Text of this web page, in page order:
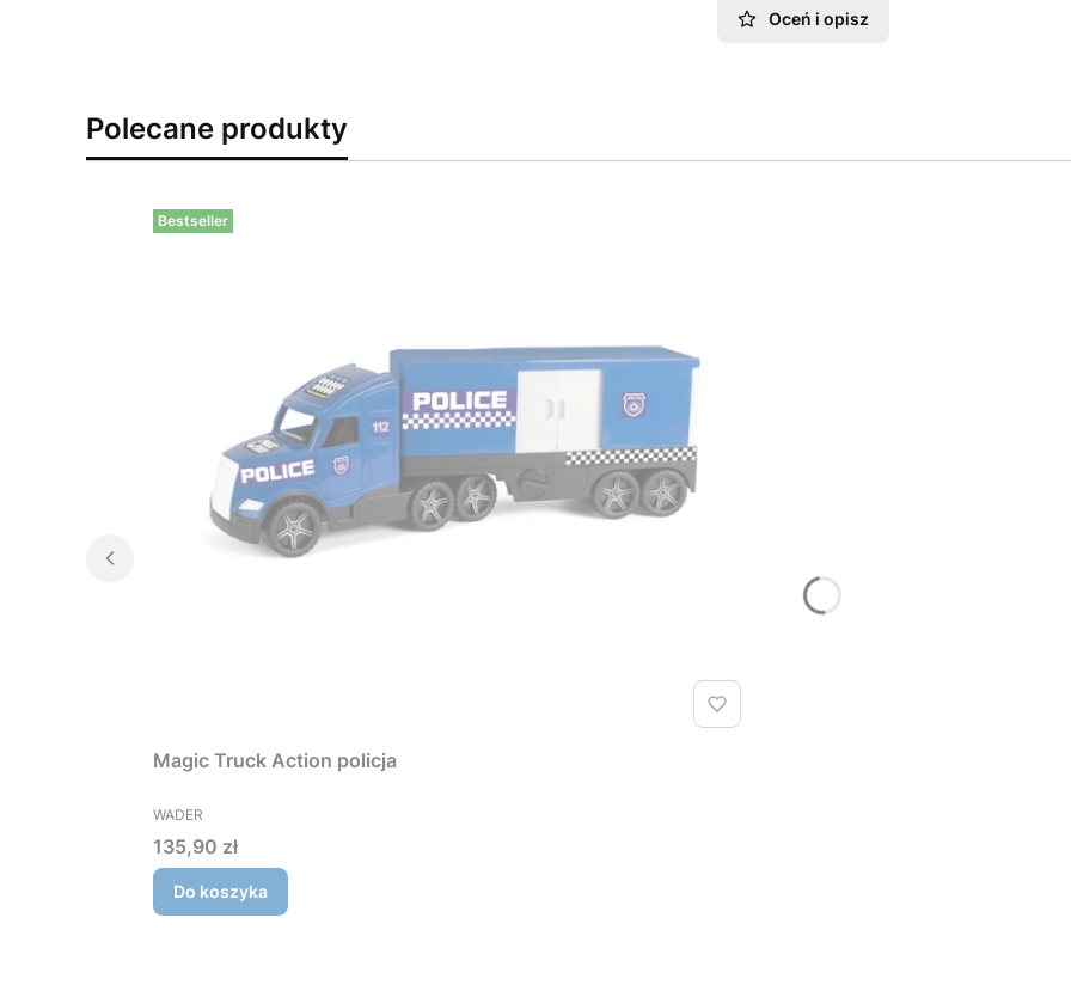
Oceń i opisz
Polecane produkty
Bestseller
Magic Truck Action policja
PRODUCENT
WADER
Cena
135,90 zł
Do koszyka